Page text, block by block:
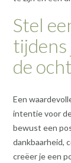
Stel
tijdens
de
Een
intentie voor
bewust een
dankbaarheid,
creëer je een